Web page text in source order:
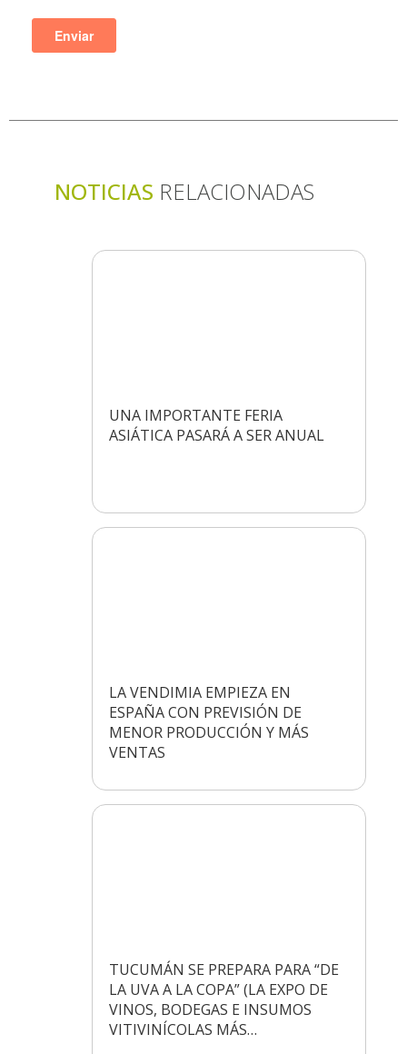
NOTICIAS RELACIONADAS
UNA IMPORTANTE FERIA
ASIÁTICA PASARÁ A SER ANUAL
LA VENDIMIA EMPIEZA EN
ESPAÑA CON PREVISIÓN DE
MENOR PRODUCCIÓN Y MÁS
VENTAS
TUCUMÁN SE PREPARA PARA “DE
LA UVA A LA COPA” (LA EXPO DE
VINOS, BODEGAS E INSUMOS
VITIVINÍCOLAS MÁS…